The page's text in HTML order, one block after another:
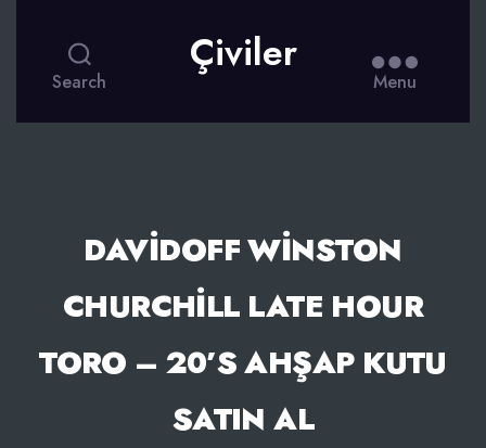
Search
Çiviler
Menu
DAVIDOFF WINSTON
CHURCHILL LATE HOUR
TORO – 20’S AHŞAP KUTU
SATIN AL